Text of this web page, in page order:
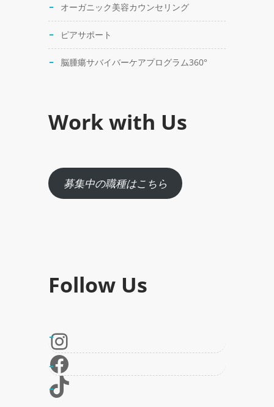
オーガニック美容カウンセリング
ピアサポート
脳腫瘍サバイバーケアプログラム360°
Work with Us
募集中の職種はこちら
Follow Us